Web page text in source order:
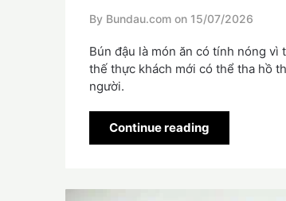
By Bundau.com on 15/07/2026
Bún đậu là món ăn có tính nóng
thế thực khách mới có thể tha hồ
người.
Continue reading